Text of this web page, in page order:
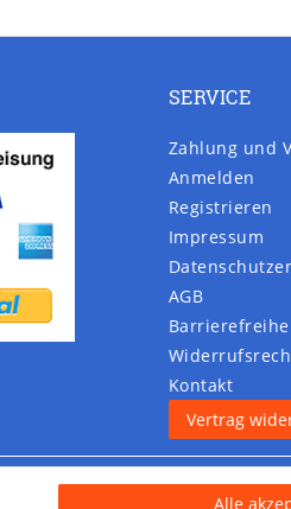
SERVICE
Zahlung und
Anmelden
Registrieren
Impressum
AGB
Kontakt
Vertrag
Alle